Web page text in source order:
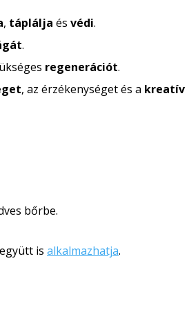
, táplálja és védi.
.
regenerációt.
, az érzékenységet és a kreatív
bőrbe.
is alkalmazhatja.